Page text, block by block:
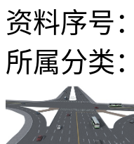
资料序号
所属分类：